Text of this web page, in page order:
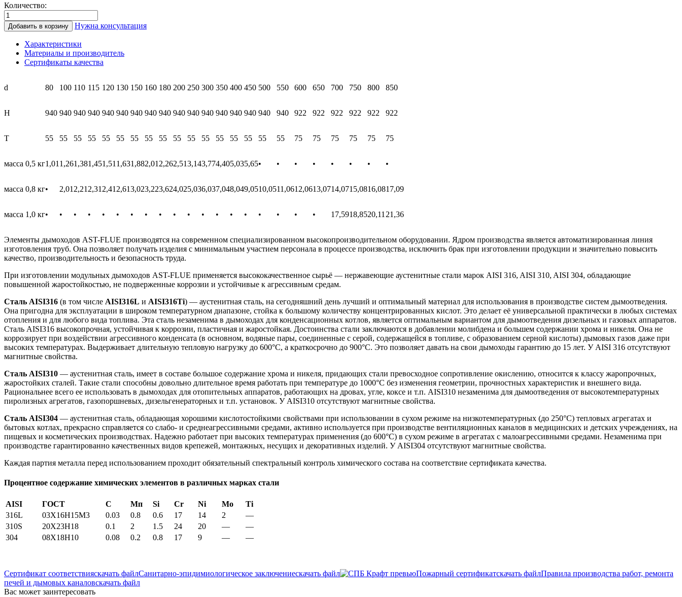
Количество:
Количество
товара
КТ1000
Труба
1000мм
Добавить в корзину Нужна консультация
Характеристики
Материалы и производитель
Сертификаты качества
d 80 100 110 115 120 130 150 160 180 200 250 300 350 400 450 500 550 600 650 700 750 800 850
Н 940 940 940 940 940 940 940 940 940 940 940 940 940 940 940 940 940 922 922 922 922 922 922
T 55 55 55 55 55 55 55 55 55 55 55 55 55 55 55 55 55 75 75 75 75 75 75
масса 0,5 кг1,01 1,261,381,451,51 1,631,882,01 2,262,513,143,774,405,035,65• • • • • • • •
масса 0,8 кг• 2,01 2,21 2,31 2,41 2,613,023,223,624,025,036,037,048,049,0510,0511,0612,0613,0714,0715,0816,0817,09
масса 1,0 кг• • • • • • • • • • • • • • • • • • • 17,5918,8520,11 21,36
Элементы дымоходов AST-FLUE производятся на современном специализированном высокопроизводительном оборудовании. Ядром производства является автоматизированная линия
изготовления труб. Она позволяет получать изделия с минимальным участием персонала в процессе производства, исключить брак при изготовлении продукции и значительно повысить
качество, производительность и безопасность труда.
При изготовлении модульных дымоходов AST-FLUE применяется высококачественное сырьё — нержавеющие аустенитные стали марок AISI 316, AISI 310, AISI 304, обладающие
повышенной жаростойкостью, не подверженные коррозии и устойчивые к агрессивным средам.
Сталь AISI316 (в том числе AISI316L и AISI316Ti) — аустенитная сталь, на сегодняшний день лучший и оптимальный материал для использования в производстве систем дымоотведения.
Она пригодна для эксплуатации в широком температурном диапазоне, стойка к большому количеству концентрированных кислот. Это делает её универсаль­ной практически в любых системах
отопления и для любого вида топлива. Эта сталь незаменима в дымоходах для конденсационных котлов, является оптимальным вариантом для дымоотведения дизельных и газовых аппаратов.
Сталь AISI316 высокопрочная, устойчивая к коррозии, пластичная и жаростойкая. Достоинства стали заключаются в добавлении молибдена и большем содержании хрома и никеля. Она не
коррозирует при воздействии агрессивного конденсата (в основном, водяные пары, соединенные с серой, содержащейся в топливе, с образованием серной кислоты) дымовых газов даже при
высоких температурах. Выдерживает длительную тепловую нагрузку до 600°С, а краткосрочно до 900°С. Это позволяет давать на свои дымоходы гарантию до 15 лет. У AISI 316 отсутствуют
магнитные свойства.
Сталь AISI310 — аустенитная сталь, имеет в составе большое содержание хрома и никеля, придающих стали превосходное сопротивление окислению, относится к классу жаропрочных,
жаростойких сталей. Такие стали способны довольно длительное время работать при температуре до 1000°С без изменения геометрии, прочностных характеристик и внешнего вида.
Рациональнее всего ее использовать в дымоходах для отопительных аппаратов, работающих на дровах, угле, коксе и т.п. AISI310 незаменима для дымоотведения от высокотемпературных
пиролизных агрегатов, газопоршневых, дизельгенераторных и т.п. установок. У AISI310 отсутствуют магнитные свойства.
Сталь AISI304 — аустенитная сталь, обладающая хорошими кислотостойкими свойствами при использовании в сухом режиме на низкотемпературных (до 250°С) тепловых агрегатах и
бытовых котлах, прекрасно справляется со слабо- и среднеагрессивными средами, активно используется при производстве вентиляционных каналов в медицинских и детских учреждениях, на
пищевых и косметических производствах. Надежно работает при высоких температурах применения (до 600°С) в сухом режиме в агрегатах с малоагрессивными средами. Незаменима при
производстве гарантированно качественных видов крепежей, монтажных, несущих и декоративных изделий. У AISI304 отсутствуют магнитные свойства.
Каждая партия металла перед использованием проходит обязательный спектральный контроль химического состава на соответствие сертификата качества.
Процентное содержание химических элементов в различных марках стали
AISI ГОСТ С Мп Si Cr Ni Мо
Ti
316L
03X16H15M3 0.03 0.8 0.6 17 14 2
—
310S
20Х23Н18 0.1 2 1.5 24 20 —
—
304
08Х18Н10 0.08 0.2 0.8 17 9 — —
Сертификат соответствияскачать файлСанитарно-эпидимиологическое заключениескачать файл Пожарный сертификатскачать файлПравила производства работ, ремонта
печей и дымовых каналовскачать файл
Вас может заинтересовать